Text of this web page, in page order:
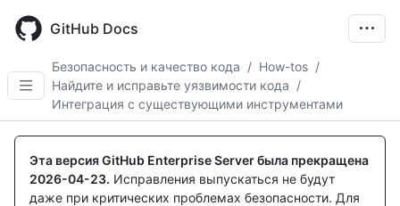
main
GitHub Docs
Безопасность и качество кода / How-tos /
Найдите и исправьте уязвимости кода /
Интеграция с существующими инструментами
Эта версия GitHub Enterprise Server была прекращена
2026-04-23. Исправления выпускаться не будут
даже при критических проблемах безопасности. Для